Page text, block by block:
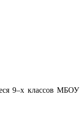
9–х классов МБОУ